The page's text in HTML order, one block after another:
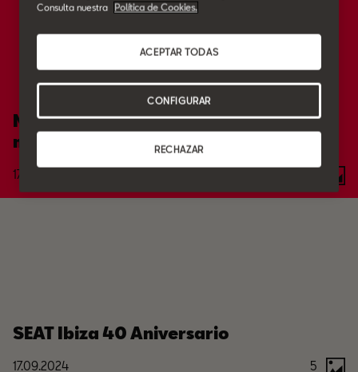
Nuevo SEAT León 2024 tecnología,
motor e interior
17.09.2024
SEAT Ibiza 40 Aniversario
17.09.2024 5
Consulta nuestra
Política de Cookies.
RECHAZAR
ACEPTAR TODAS
CONFIGURAR